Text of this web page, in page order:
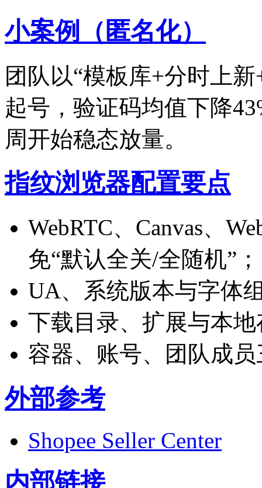
小案例（匿名化）
团队以“模板库+分时上
起号，验证码均值下降
周开始稳态放量。
指纹浏览器配置要点
WebRTC、Canvas、
免“默认全关/全随机”；
UA、系统版本与字体
下载目录、扩展与本
容器、账号、团队成
外部参考
Shopee Seller Center
内部链接